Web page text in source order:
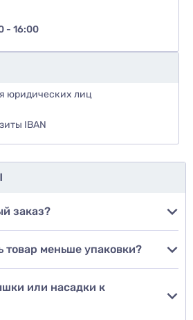
этот товар
отзыв
- 16:00
юридических лиц
IBAN
заказ?
товар меньше упаковки?
или насадки к